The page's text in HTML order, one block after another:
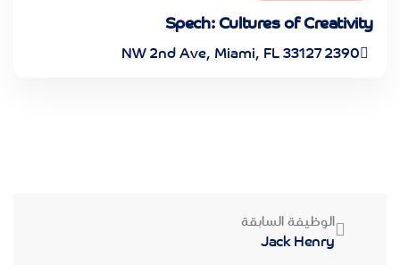
Spech: Cultures of Creativity
2390 NW 2nd Ave, Miami, FL 33127
الوظيفة السابقة
Jack Henry